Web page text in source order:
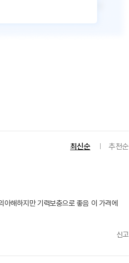
최신순 추천순
해하지만 기력보충으로 좋음 이 가격에
신고